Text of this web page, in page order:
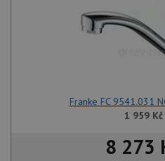
Franke FC 9541.031
1 959 Kč
8 273